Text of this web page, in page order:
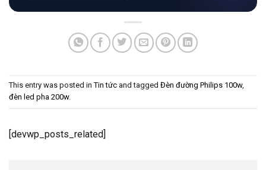
This entry was posted inTin tức and tagged Đèn đường Philips 100w,
đèn led pha 200w.
[devwp_posts_related]